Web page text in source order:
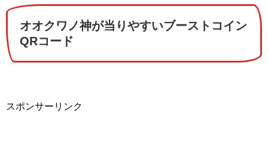
オオクワノ神が当りやすいブーストコイン
QRコード
スポンサーリンク